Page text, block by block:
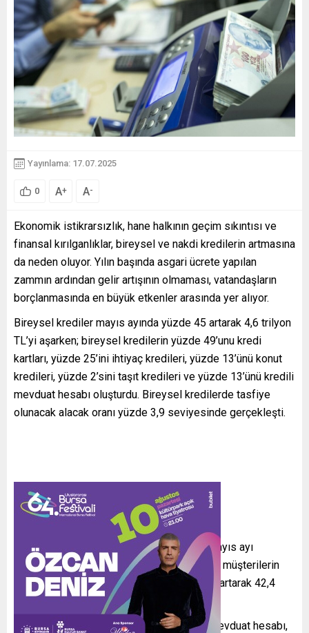
Yayınlama: 17.07.2025
0 A+ A-
Ekonomik istikrarsızlık, hane halkının geçim sıkıntısı ve
finansal kırılganlıklar, bireysel ve nakdi kredilerin artmasına
da neden oluyor. Yılın başında asgari ücrete yapılan
zammın ardından gelir artışının olmaması, vatandaşların
borçlanmasında en büyük etkenler arasında yer alıyor.
Bireysel krediler mayıs ayında yüzde 45 artarak 4,6 trilyon
TL’yi aşarken; bireysel kredilerin yüzde 49’unu kredi
kartları, yüzde 25’ini ihtiyaç kredileri, yüzde 13’ünü konut
kredileri, yüzde 2’sini taşıt kredileri ve yüzde 13’ünü kredili
mevduat hesabı oluşturdu. Bireysel kredilerde tasfiye
olunacak alacak oranı yüzde 3,9 seviyesinde gerçekleşti.
Türkiye Bankalar Birliği Risk Merkezi’nin mayıs ayı
istatistiklerine göre, bireysel kredi kullanan müşterilerin
sayısı son bir yılda yaklaşık 1,7 milyon kişi artarak 42,4
milyon kişi olarak gerçekleşti.
Mayıs ayında 207 bin kişi ilk defa kredili mevduat hesabı,